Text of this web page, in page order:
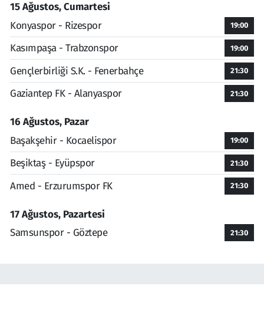
15 Ağustos, Cumartesi
Konyaspor - Rizespor
19:00
Kasımpaşa - Trabzonspor 19:00
Gençlerbirliği S.K. - Fenerbahçe 21:30
Gaziantep FK - Alanyaspor 21:30
16 Ağustos, Pazar
Başakşehir - Kocaelispor
19:00
Beşiktaş - Eyüpspor 21:30
Amed - Erzurumspor FK 21:30
17 Ağustos, Pazartesi
Samsunspor - Göztepe
21:30